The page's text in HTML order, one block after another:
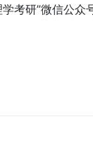
考研”微信公众